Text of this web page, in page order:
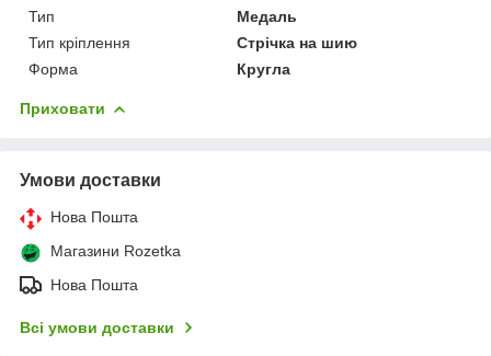
Тип
Медаль
Тип кріплення
Стрічка на шию
Форма
Кругла
Приховати
Умови доставки
Нова Пошта
Магазини Rozetka
Нова Пошта
Всі умови доставки